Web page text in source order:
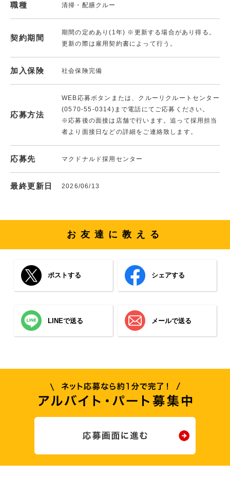
職種 清掃・配膳クルー
契約期間
期間の定めあり(1年) ※更新する場合があり得る。
更新の際は雇用契約書によって行う。
加入保険 社会保険完備
応募方法
WEB応募ボタンまたは、クルーリクルートセンター
(0570-55-0314)まで電話にてご応募ください。
※応募後の面接は店舗で行います。追って採用担当
者より面接日などの詳細をご連絡致します。
応募先 マクドナルド採用センター
最終更新日 2026/06/13
お友達に教える
ポストする シェアする
LINEで送る メールで送る